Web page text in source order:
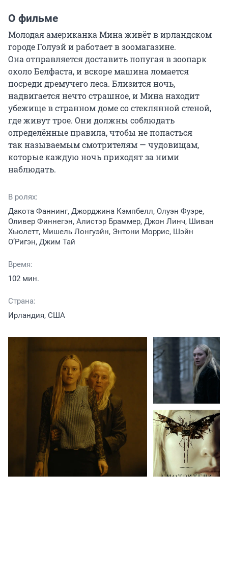
О фильме
Молодая американка Мина живёт в ирландском
городе Голуэй и работает в зоомагазине.
Она отправляется доставить попугая в зоопарк
около Белфаста, и вскоре машина ломается
посреди дремучего леса. Близится ночь,
надвигается нечто страшное, и Мина находит
убежище в странном доме со стеклянной стеной,
где живут трое. Они должны соблюдать
определённые правила, чтобы не попасться
так называемым смотрителям — чудовищам,
которые каждую ночь приходят за ними
наблюдать.
В ролях:
Дакота Фаннинг, Джорджина Кэмпбелл, Олуэн Фуэре,
Оливер Финнегэн, Алистэр Браммер, Джон Линч, Шиван
Хьюлетт, Мишель Лонгуэйн, Энтони Моррис, Шэйн
О’Ригэн, Джим Тай
Время:
102 мин.
Страна:
Ирландия, США